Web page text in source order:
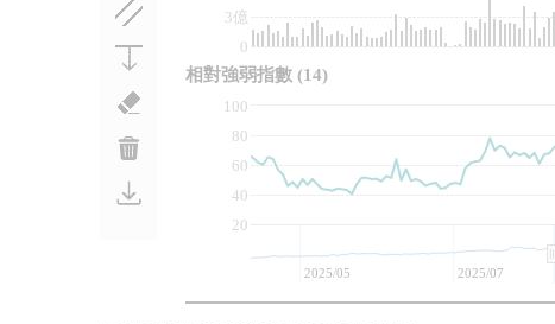
0
3億
20
40
60
80
100
2025/05 2025/07
相對強弱指數 (14)